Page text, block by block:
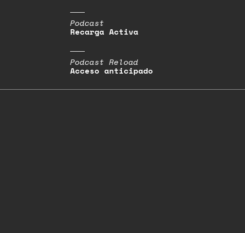
Podcast
Recarga Activa
Podcast Reload
Acceso anticipado